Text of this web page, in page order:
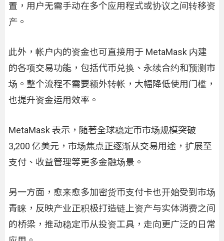
置，用户无需手动在多个应用程式或协议之间转移资
产。
此外，帐户内的资金也可直接用于 MetaMask 内建
的各项交易功能，包括代币兑换、永续合约和预测市
场。整个流程不需要额外转帐，大幅降低使用门槛，
也提升资金运用效率。
MetaMask 表示，随著全球稳定币市场规模突破
3,200 亿美元，市场焦点正逐渐从交易用途，扩展至
支付、收益管理等更多金融场景。
另一方面，愈来愈多加密货币支付卡也开始受到市场
青睐，反映产业正积极打造链上资产与实体消费之间
的桥梁，推动稳定币从投资工具，走向更广泛的日常